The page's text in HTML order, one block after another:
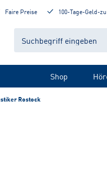
Faire Preise 100-Tage-Geld-
Shop
Rostock